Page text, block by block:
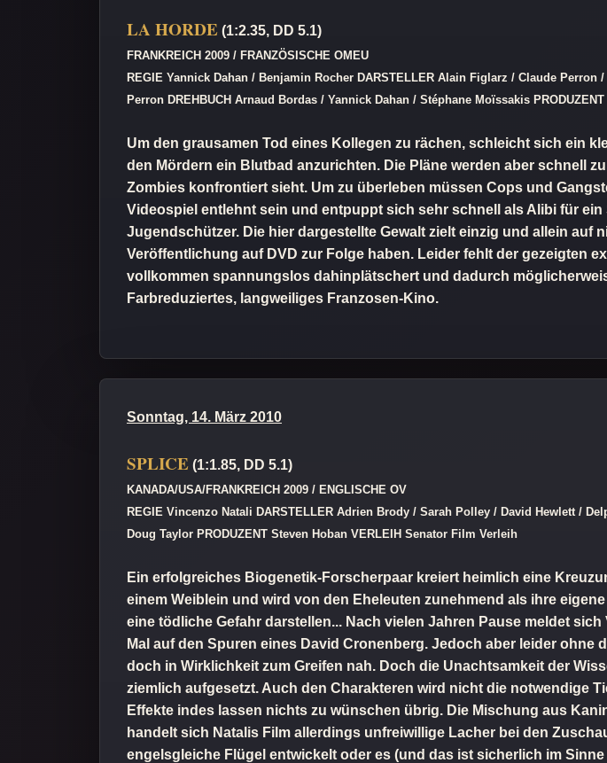
LA HORDE (1:2.35, DD 5.1)
FRANKREICH 2009 / FRANZÖSISCHE OMEU
REGIE Yannick Dahan / Benjamin Rocher DARSTELLER Alain Figlarz / Claude
Perron DREHBUCH Arnaud Bordas / Yannick Dahan / Stéphane Moïssakis
Um den grausamen Tod eines Kollegen zu rächen, schleicht sich ein
den Mördern ein Blutbad anzurichten. Die Pläne werden aber schnell
Zombies konfrontiert sieht. Um zu überleben müssen Cops und
Videospiel entlehnt sein und entpuppt sich sehr schnell als Alibi für
Jugendschützer. Die hier dargestellte Gewalt zielt einzig und allein
Veröffentlichung auf DVD zur Folge haben. Leider fehlt der gezeigten
vollkommen spannungslos dahinplätschert und dadurch
Farbreduziertes, langweiliges Franzosen-Kino.
Sonntag, 14. März 2010
SPLICE (1:1.85, DD 5.1)
KANADA/USA/FRANKREICH 2009 / ENGLISCHE OV
REGIE Vincenzo Natali DARSTELLER Adrien Brody / Sarah Polley / David Hewlett /
Doug Taylor PRODUZENT Steven Hoban VERLEIH Senator Film Verleih
Ein erfolgreiches Biogenetik-Forscherpaar kreiert heimlich eine
einem Weiblein und wird von den Eheleuten zunehmend als ihre
eine tödliche Gefahr darstellen... Nach vielen Jahren Pause meldet
Mal auf den Spuren eines David Cronenberg. Jedoch aber leider
doch in Wirklichkeit zum Greifen nah. Doch die Unachtsamkeit der
ziemlich aufgesetzt. Auch den Charakteren wird nicht die notwendige
Effekte indes lassen nichts zu wünschen übrig. Die Mischung aus
handelt sich Natalis Film allerdings unfreiwillige Lacher bei den
engelsgleiche Flügel entwickelt oder es (und das ist sicherlich im